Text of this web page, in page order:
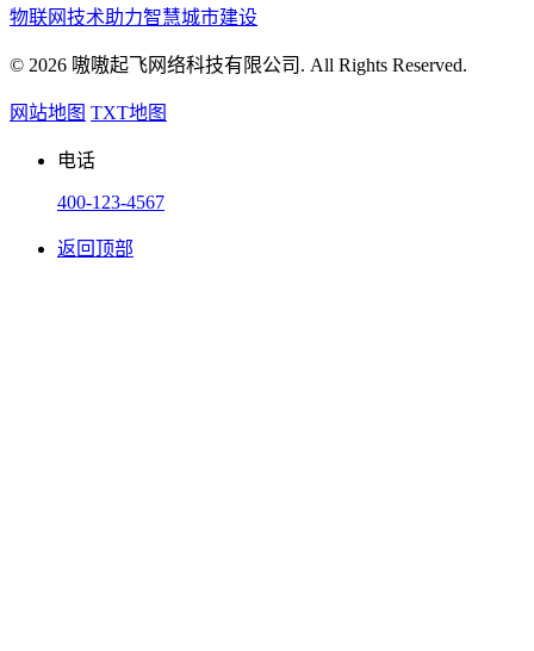
物联网技术助力智慧城市建设
© 2026 嗷嗷起飞网络科技有限公司. All Rights Reserved.
网站地图 TXT地图
电话
400-123-4567
返回顶部